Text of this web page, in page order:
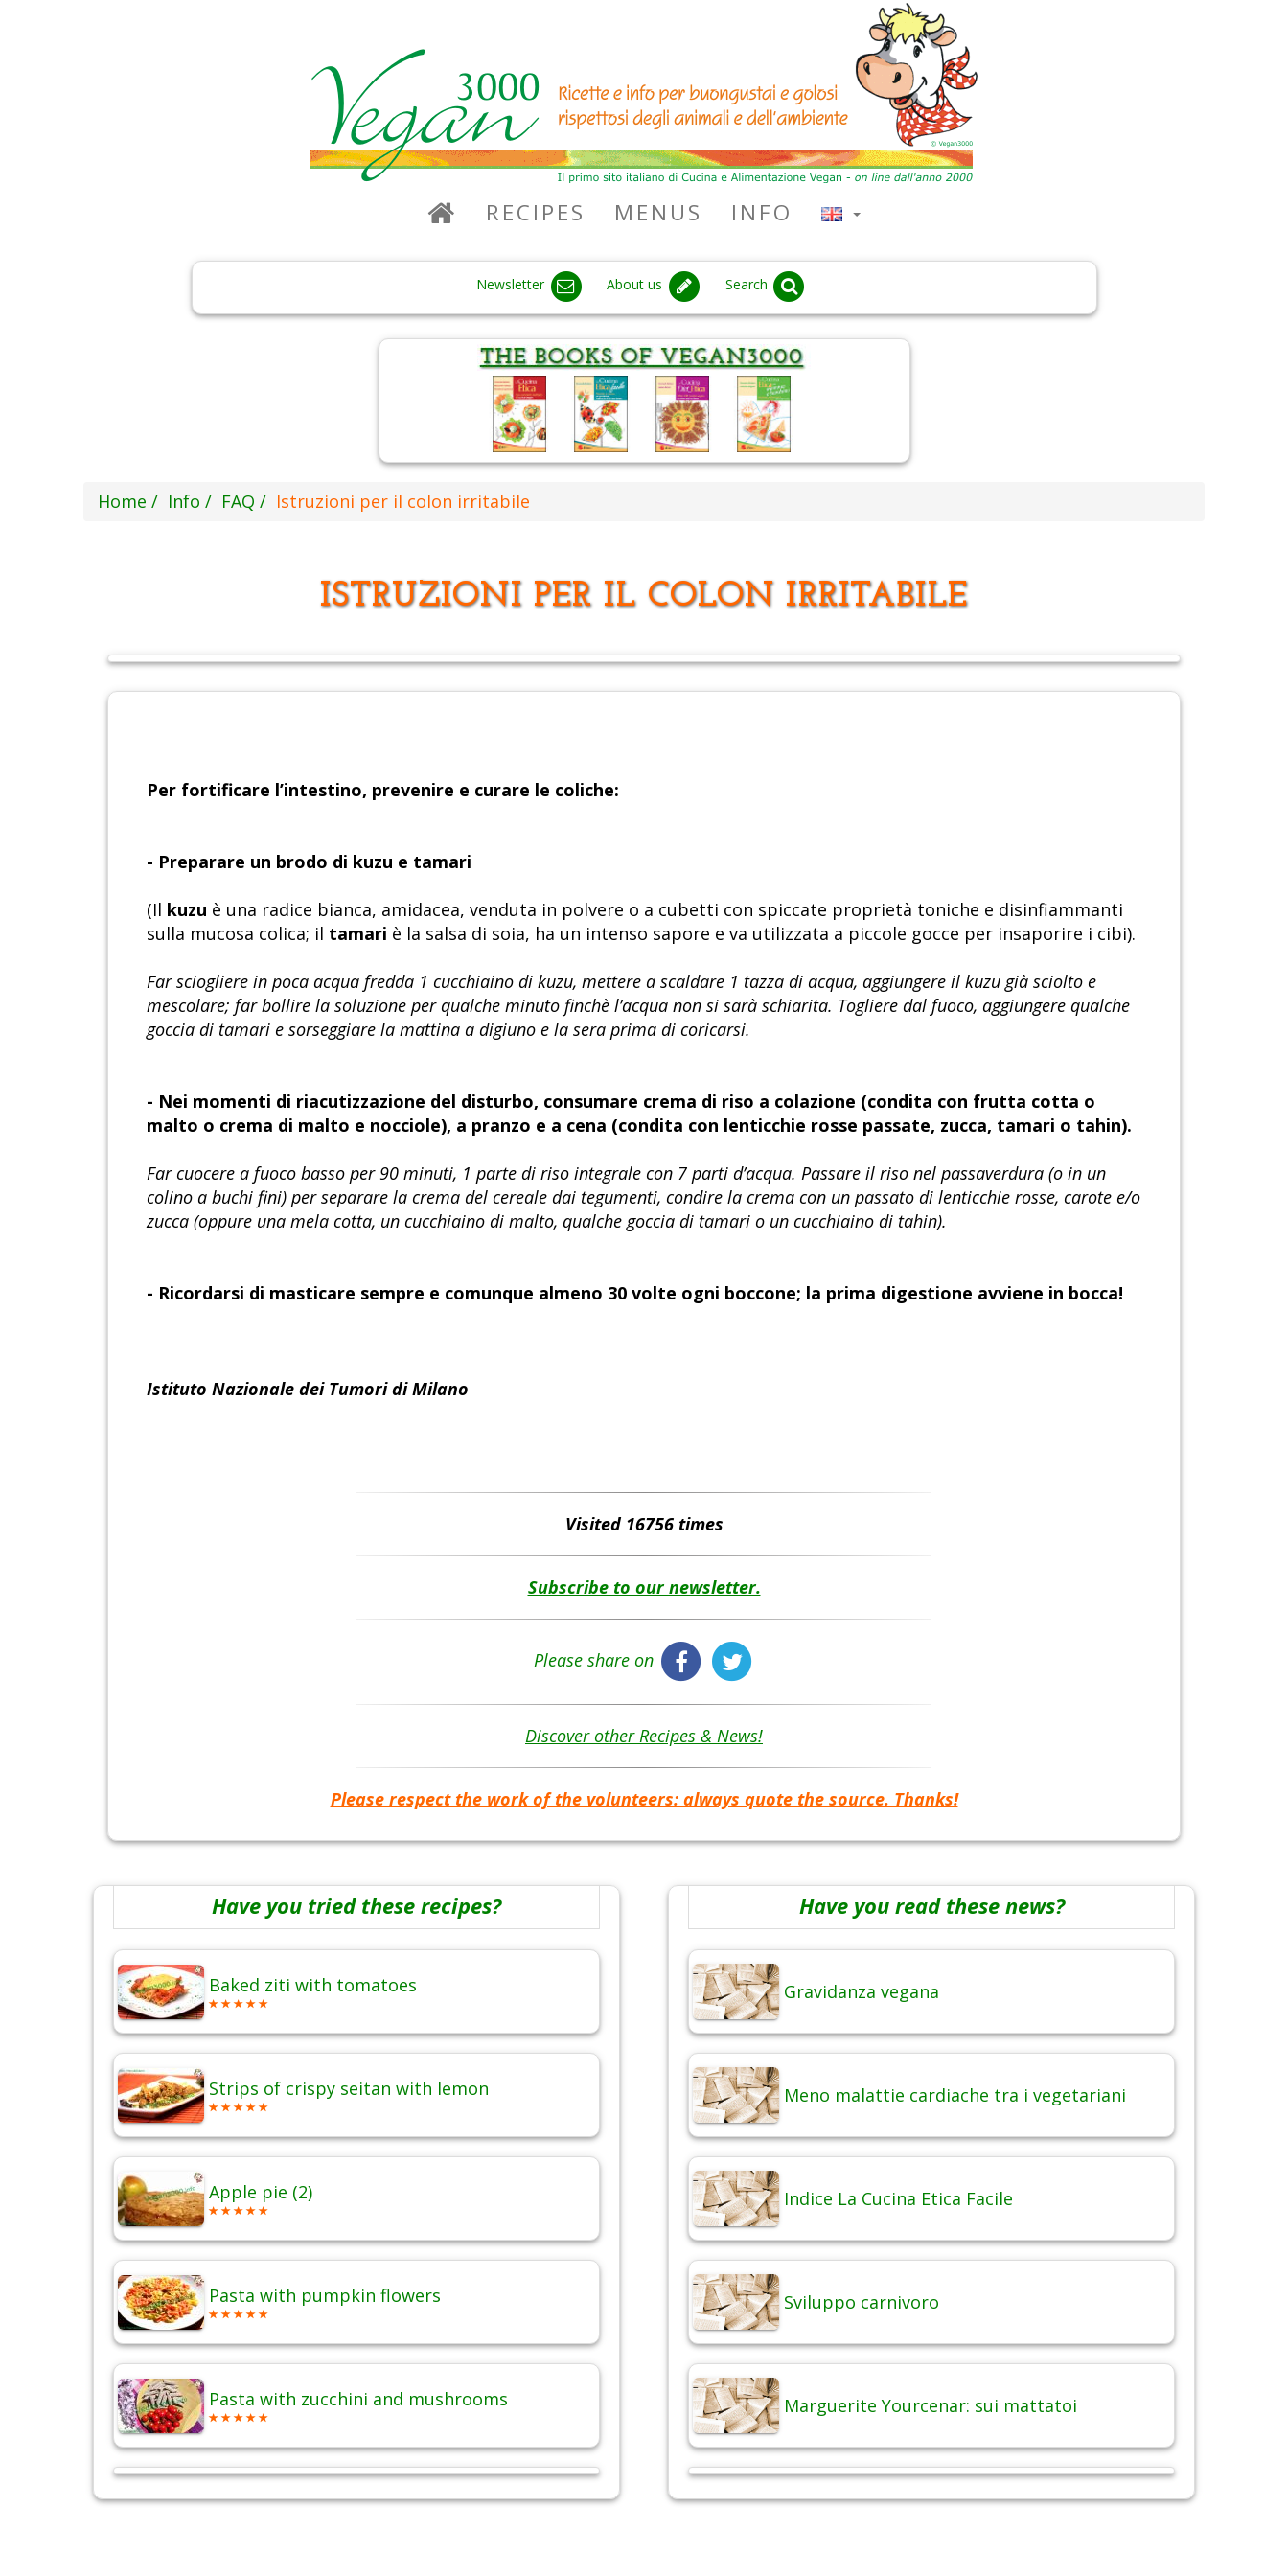
RECIPES MENUS INFO
Newsletter About us Search
Home Info FAQ Istruzioni per il colon irritabile
ISTRUZIONI PER IL COLON IRRITABILE
Per fortificare l’intestino, prevenire e curare le coliche:
- Preparare un brodo di kuzu e tamari
(Il kuzu è una radice bianca, amidacea, venduta in polvere o a cubetti con spiccate proprietà toniche e disinfiammanti
sulla mucosa colica; il tamari è la salsa di soia, ha un intenso sapore e va utilizzata a piccole gocce per insaporire i cibi).
Far sciogliere in poca acqua fredda 1 cucchiaino di kuzu, mettere a scaldare 1 tazza di acqua, aggiungere il kuzu già sciolto e
mescolare; far bollire la soluzione per qualche minuto finchè l’acqua non si sarà schiarita. Togliere dal fuoco, aggiungere qualche
goccia di tamari e sorseggiare la mattina a digiuno e la sera prima di coricarsi.
- Nei momenti di riacutizzazione del disturbo, consumare crema di riso a colazione (condita con frutta cotta o
malto o crema di malto e nocciole), a pranzo e a cena (condita con lenticchie rosse passate, zucca, tamari o tahin).
Far cuocere a fuoco basso per 90 minuti, 1 parte di riso integrale con 7 parti d’acqua. Passare il riso nel passaverdura (o in un
colino a buchi fini) per separare la crema del cereale dai tegumenti, condire la crema con un passato di lenticchie rosse, carote e/o
zucca (oppure una mela cotta, un cucchiaino di malto, qualche goccia di tamari o un cucchiaino di tahin).
- Ricordarsi di masticare sempre e comunque almeno 30 volte ogni boccone; la prima digestione avviene in bocca!
Istituto Nazionale dei Tumori di Milano
Visited 16756 times
Subscribe to our newsletter.
Please share on
Discover other Recipes & News!
Please respect the work of the volunteers: always quote the source. Thanks!
Have you tried these recipes?
Baked ziti with tomatoes
Strips of crispy seitan with lemon
Apple pie (2)
Pasta with pumpkin flowers
Pasta with zucchini and mushrooms
Have you read these news?
Gravidanza vegana
Meno malattie cardiache tra i vegetariani
Indice La Cucina Etica Facile
Sviluppo carnivoro
Marguerite Yourcenar: sui mattatoi